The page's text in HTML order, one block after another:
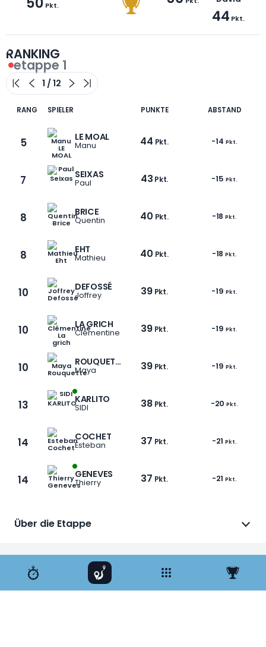
Pkt.
44 Pkt.
RANKING
etappe 1
1 / 12
RANG SPIELER PUNKTE ABSTAND
5 LE MOAL
Manu 44 Pkt. -14 Pkt.
7 SEIXAS
Paul 43 Pkt. -15 Pkt.
8 BRICE
Quentin 40 Pkt. -18 Pkt.
8 EHT
Mathieu 40 Pkt. -18 Pkt.
10 DEFOSSÉ
Joffrey 39 Pkt. -19 Pkt.
10 LA GRICH
Clémentine 39 Pkt. -19 Pkt.
10 ROUQUETTE
Maya 39 Pkt. -19 Pkt.
13 KARLITO
SIDI 38 Pkt. -20 Pkt.
14 COCHET
Esteban 37 Pkt. -21 Pkt.
14 GENEVES
Thierry 37 Pkt. -21 Pkt.
Über die Etappe